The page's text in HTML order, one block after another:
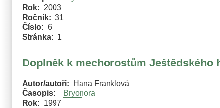
Rok
2003
Ročník
31
Číslo
6
Stránka
1
Doplněk k mechorostům Ještědského
Autor/autoři
Hana Franklová
Časopis
Bryonora
Rok
1997